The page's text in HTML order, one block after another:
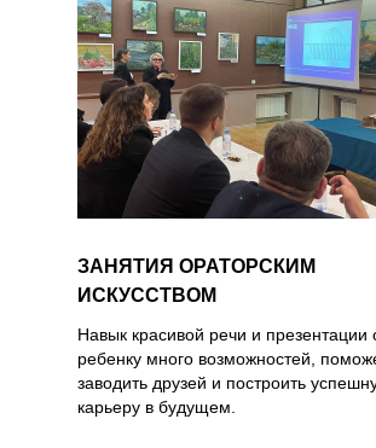
ЗАНЯТИЯ ОРАТОРСКИМ
ИСКУССТВОМ
Навык красивой речи и презентации
ребенку много возможностей,
заводить друзей и построить
карьеру в будущем.